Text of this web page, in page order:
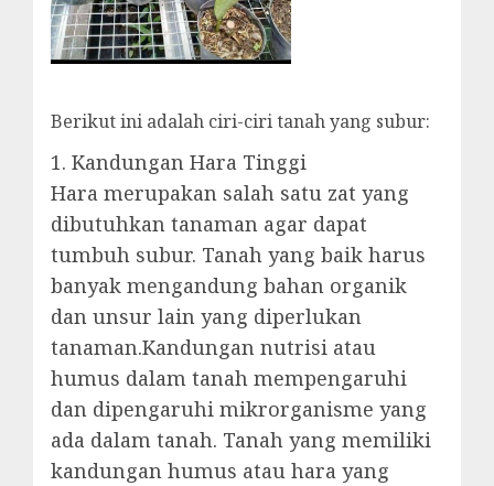
Berikut ini adalah ciri-ciri tanah yang subur:
1. Kandungan Hara Tinggi
Hara merupakan salah satu zat yang
dibutuhkan tanaman agar dapat
tumbuh subur. Tanah yang baik harus
banyak mengandung bahan organik
dan unsur lain yang diperlukan
tanaman.Kandungan nutrisi atau
humus dalam tanah mempengaruhi
dan dipengaruhi mikrorganisme yang
ada dalam tanah. Tanah yang memiliki
kandungan humus atau hara yang